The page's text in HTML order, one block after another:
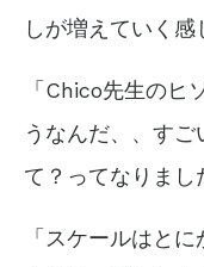
しが増えていく感
「Chico先生のヒ
うなんだ、、す
て？ってなりまし
「スケールはと